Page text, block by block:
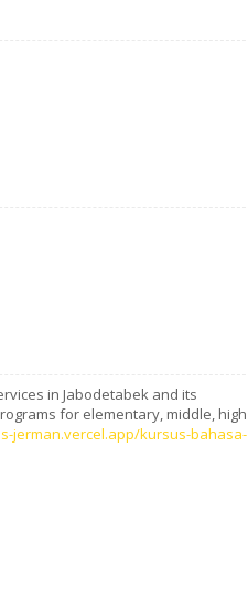
in Jabodetabek and its
for elementary, middle, high
jerman.vercel.app/kursus-bahasa-